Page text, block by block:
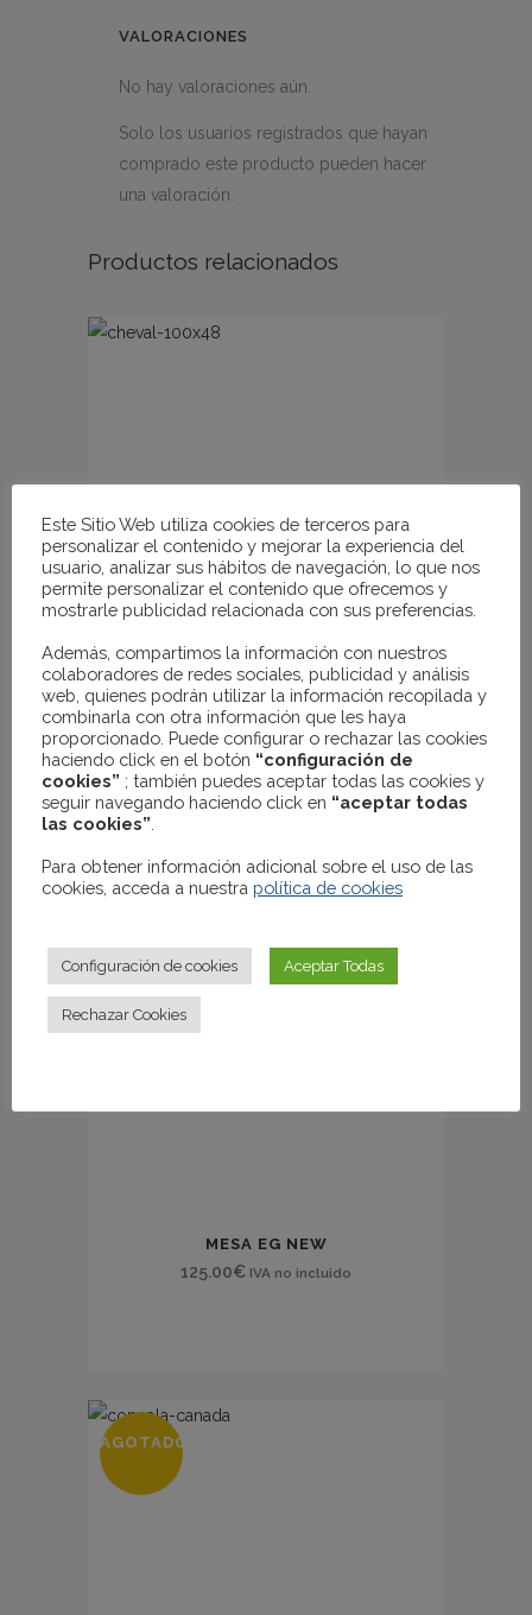
VALORACIONES
No hay valoraciones aún.
Solo los usuarios registrados que hayan
comprado este producto pueden hacer
una valoración.
Productos relacionados
MESA MULTIFUNCIÓN CHEVAL
135.00 IVA no incluido
MESA EG NEW
125.00€ IVA no incluido
AGOTADO
Este Sitio Web utiliza cookies de terceros para
personalizar el contenido y mejorar la experiencia del
usuario, analizar sus hábitos de navegación, lo que nos
permite personalizar el contenido que ofrecemos y
mostrarle publicidad relacionada con sus preferencias.
Además, compartimos la información con nuestros
colaboradores de redes sociales, publicidad y análisis
web, quienes podrán utilizar la información recopilada y
combinarla con otra información que les haya
proporcionado. Puede configurar o rechazar las cookies
haciendo click en el botón “configuración de
cookies” ; también puedes aceptar todas las cookies y
seguir navegando haciendo click en “aceptar todas
las cookies”
Para obtener información adicional sobre el uso de las
cookies, acceda a nuestra política de cookies
Configuración de cookies Aceptar Todas
Rechazar Cookies